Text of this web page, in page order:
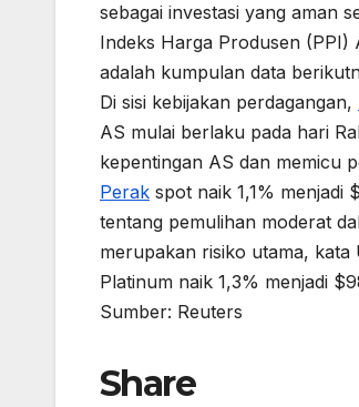
sebagai investasi yang aman
Indeks Harga Produsen (PPI)
adalah kumpulan data
Di sisi kebijakan perdagangan,
AS mulai berlaku pada hari
kepentingan AS dan memicu
Perak spot naik 1,1% menjadi
tentang pemulihan moderat
merupakan risiko utama, kata
Platinum naik 1,3% menjadi
Sumber: Reuters
Share